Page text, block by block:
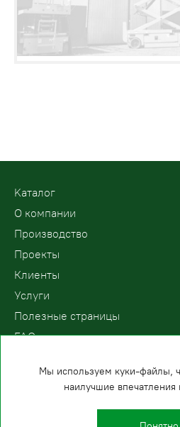
Kаталог
О компании
Производство
Проекты
Клиенты
Услуги
Полезные страницы
FAQ
8
Мы используем куки-файлы,
наилучшие